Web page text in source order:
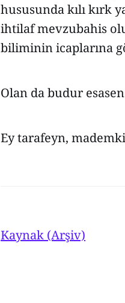
hususunda kılı kırk
ihtilaf mevzubahis
biliminin icaplarına
Olan da budur
Ey tarafeyn,
Kaynak (Arşiv)